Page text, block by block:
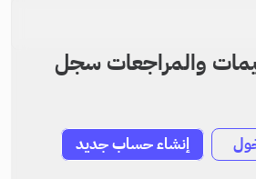
والمراجعات سجل
إنشاء حساب جديد